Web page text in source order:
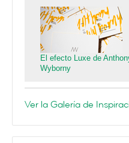
El efecto Luxe de
Wyborny
Ver la Galería de